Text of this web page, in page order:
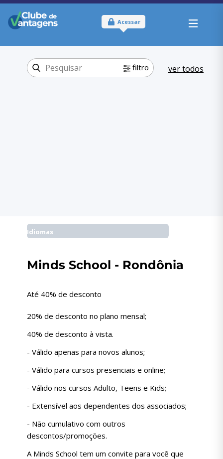
Acessar
filtro ver todos
Idiomas
Minds School - Rondônia
Até 40% de desconto
20% de desconto no plano mensal;
40% de desconto à vista.
- Válido apenas para novos alunos;
- Válido para cursos presenciais e online;
- Válido nos cursos Adulto, Teens e Kids;
- Extensível aos dependentes dos associados;
- Não cumulativo com outros
descontos/promoções.
A Minds School tem um convite para você que